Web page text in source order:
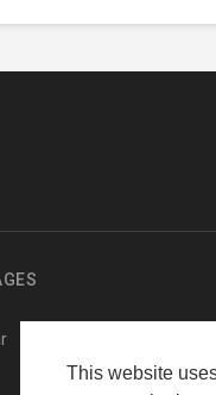
This website